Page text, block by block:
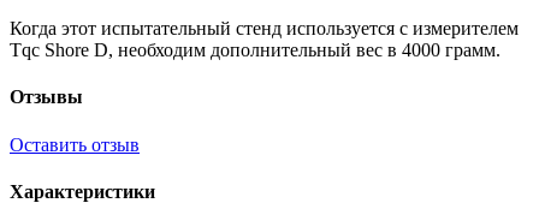
Когда этот испытательный стенд используется с измерителем
Tqc Shore D, необходим дополнительный вес в 4000 грамм.
Отзывы
Оставить отзыв
Характеристики